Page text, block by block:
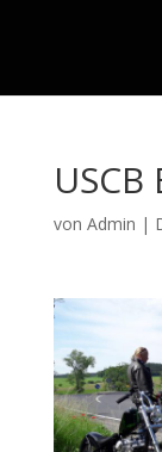
von Admin |